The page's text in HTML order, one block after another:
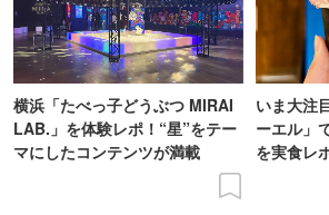
横浜「たべっ子どうぶつ MIRAI
LAB.」を体験レポ！“星”をテー
マにしたコンテンツが満載
いま大注
ーエル」
を実食レ